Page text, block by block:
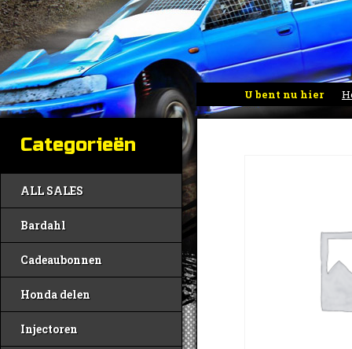
U bent nu hier
Categorieën
ALL SALES
Bardahl
Cadeaubonnen
Honda delen
Injectoren